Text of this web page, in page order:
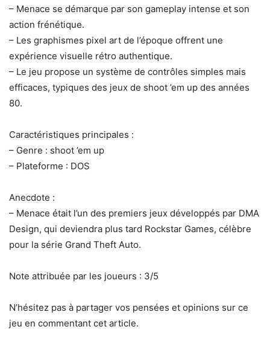
– Menace se démarque par son gameplay intense et son
action frénétique.
– Les graphismes pixel art de l’époque offrent une
expérience visuelle rétro authentique.
– Le jeu propose un système de contrôles simples mais
efficaces, typiques des jeux de shoot ’em up des années
80.
Caractéristiques principales :
– Genre : shoot ’em up
– Plateforme : DOS
Anecdote :
– Menace était l’un des premiers jeux développés par DMA
Design, qui deviendra plus tard Rockstar Games, célèbre
pour la série Grand Theft Auto.
Note attribuée par les joueurs : 3/5
N’hésitez pas à partager vos pensées et opinions sur ce
jeu en commentant cet article.